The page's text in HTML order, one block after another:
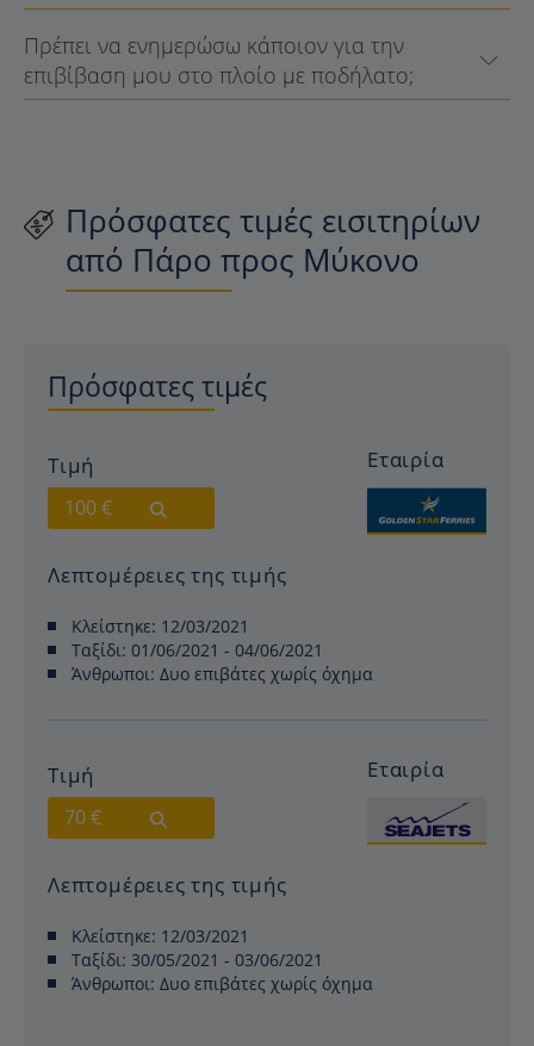
Πρέπει να ενημερώσω κάποιον για την
επιβίβαση μου στο πλοίο με ποδήλατο;
Πρόσφατες τιμές εισιτηρίων
από Πάρο προς Μύκονο
Πρόσφατες τιμές
Τιμή
100 €
Εταιρία
Λεπτομέρειες της τιμής
Κλείστηκε: 12/03/2021
Ταξίδι: 01/06/2021 - 04/06/2021
Άνθρωποι: Δυο επιβάτες χωρίς όχημα
Τιμή
70 €
Εταιρία
Λεπτομέρειες της τιμής
Κλείστηκε: 12/03/2021
Ταξίδι: 30/05/2021 - 03/06/2021
Άνθρωποι: Δυο επιβάτες χωρίς όχημα